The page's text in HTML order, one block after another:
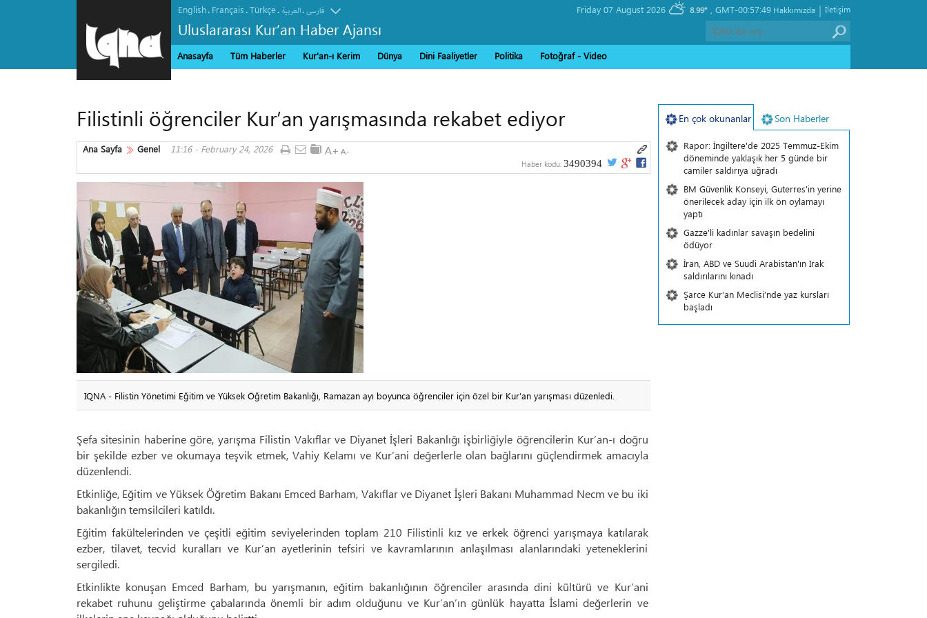
English. Français.Türkçe. العربیة.فارسی
Uluslararası Kur’an Haber Ajansı
GMT-00:57:49
8.99° İletişim
|
Hakkımızda
Anasayfa Tüm Haberler Kur'an-ı Kerim Dünya Dini Faaliyetler Politika Fotoğraf - Video
Filistinli öğrenciler Kur’an yarışmasında rekabet ediyor
Ana Sayfa Genel 11:16 - February 24, 2026
Haber kodu: 3490394
IQNA - Filistin Yönetimi Eğitim ve Yüksek Öğretim Bakanlığı, Ramazan ayı boyunca öğrenciler için özel bir Kur’an yarışması düzenledi.
Şefa sitesinin haberine göre, yarışma Filistin Vakıflar ve Diyanet İşleri Bakanlığı işbirliğiyle öğrencilerin Kur’an-ı doğru
bir şekilde ezber ve okumaya teşvik etmek, Vahiy Kelamı ve Kur’ani değerlerle olan bağlarını güçlendirmek amacıyla
düzenlendi.
Etkinliğe, Eğitim ve Yüksek Öğretim Bakanı Emced Barham, Vakıflar ve Diyanet İşleri Bakanı Muhammad Necm ve bu iki
bakanlığın temsilcileri katıldı.
Eğitim fakültelerinden ve çeşitli eğitim seviyelerinden toplam 210 Filistinli kız ve erkek öğrenci yarışmaya katılarak
ezber, tilavet, tecvid kuralları ve Kur’an ayetlerinin tefsiri ve kavramlarının anlaşılması alanlarındaki yeteneklerini
sergiledi.
Etkinlikte konuşan Emced Barham, bu yarışmanın, eğitim bakanlığının öğrenciler arasında dini kültürü ve Kur’ani
rekabet ruhunu geliştirme çabalarında önemli bir adım olduğunu ve Kur’an’ın günlük hayatta İslami değerlerin ve
En çok okunanlar Son Haberler
Rapor: İngiltere'de 2025 Temmuz-Ekim
döneminde yaklaşık her 5 günde bir
camiler saldırıya uğradı
BM Güvenlik Konseyi, Guterres'in yerine
önerilecek aday için ilk ön oylamayı
yaptı
Gazze'li kadınlar savaşın bedelini
ödüyor
İran, ABD ve Suudi Arabistan'ın Irak
saldırılarını kınadı
Şarce Kur’an Meclisi’nde yaz kursları
başladı